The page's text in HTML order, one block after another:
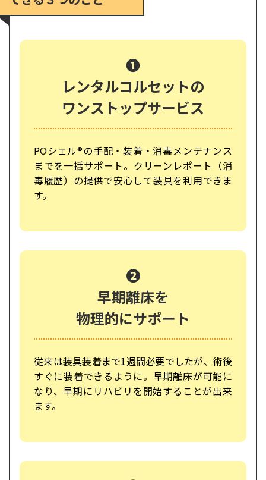
❶
レンタルコルセットの
ワンストップサービス
POシェル®︎の手配・装着・消毒メンテナンス
までを一括サポート。クリーンレポート（消
毒履歴）の提供で安心して装具を利用できま
す。
➋
早期離床を
物理的にサポート
従来は装具装着まで1週間必要でしたが、術後
すぐに装着できるように。早期離床が可能に
なり、早期にリハビリを開始することが出来
ます。